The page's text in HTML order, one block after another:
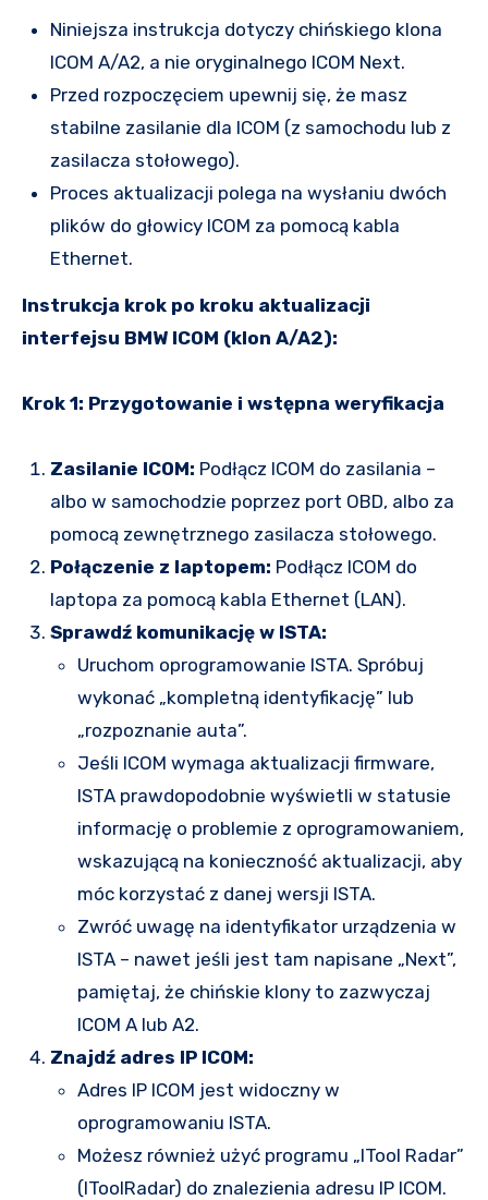
Niniejsza instrukcja dotyczy chińskiego klona
ICOM A/A2, a nie oryginalnego ICOM Next.
Przed rozpoczęciem upewnij się, że masz
stabilne zasilanie dla ICOM (z samochodu lub z
zasilacza stołowego).
Proces aktualizacji polega na wysłaniu dwóch
plików do głowicy ICOM za pomocą kabla
Ethernet.
Instrukcja krok po kroku aktualizacji
interfejsu BMW ICOM (klon A/A2):
Krok 1: Przygotowanie i wstępna weryfikacja
Zasilanie ICOM: Podłącz ICOM do zasilania –
albo w samochodzie poprzez port OBD, albo za
pomocą zewnętrznego zasilacza stołowego.
Połączenie z laptopem: Podłącz ICOM do
laptopa za pomocą kabla Ethernet (LAN).
Sprawdź komunikację w ISTA:
Uruchom oprogramowanie ISTA. Spróbuj
wykonać „kompletną identyfikację” lub
„rozpoznanie auta”.
Jeśli ICOM wymaga aktualizacji firmware,
ISTA prawdopodobnie wyświetli w statusie
informację o problemie z oprogramowaniem,
wskazującą na konieczność aktualizacji, aby
móc korzystać z danej wersji ISTA.
Zwróć uwagę na identyfikator urządzenia w
ISTA – nawet jeśli jest tam napisane „Next”,
pamiętaj, że chińskie klony to zazwyczaj
ICOM A lub A2.
Znajdź adres IP ICOM:
Adres IP ICOM jest widoczny w
oprogramowaniu ISTA.
Możesz również użyć programu „ITool Radar”
(IToolRadar) do znalezienia adresu IP ICOM.